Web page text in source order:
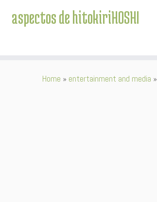
aspectos de hitokiriHOSHI
Home » entertainment and media »